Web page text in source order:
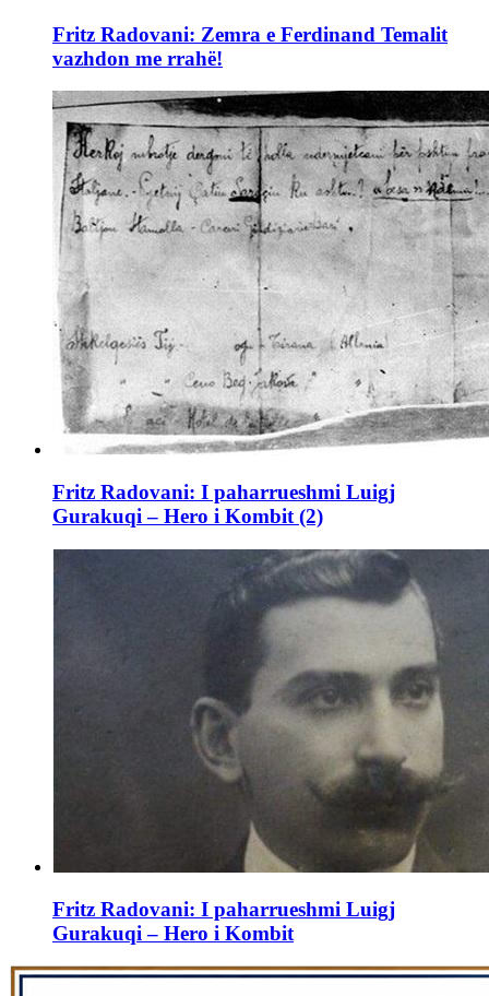
Fritz Radovani: Zemra e Ferdinand Temalit
vazhdon me rrahë!
Fritz Radovani: I paharrueshmi Luigj
Gurakuqi – Hero i Kombit (2)
Fritz Radovani: I paharrueshmi Luigj
Gurakuqi – Hero i Kombit